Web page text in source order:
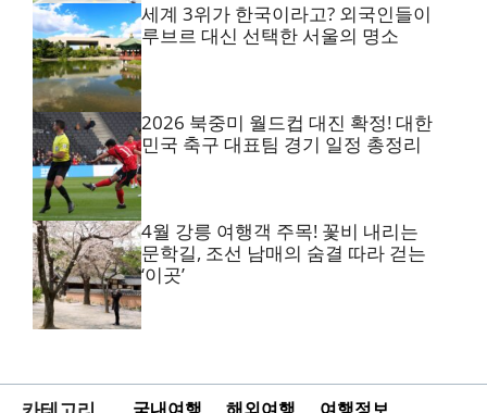
세계 3위가 한국이라고? 외국인들이
루브르 대신 선택한 서울의 명소
2026 북중미 월드컵 대진 확정! 대한
민국 축구 대표팀 경기 일정 총정리
4월 강릉 여행객 주목! 꽃비 내리는
문학길, 조선 남매의 숨결 따라 걷는
‘이곳’